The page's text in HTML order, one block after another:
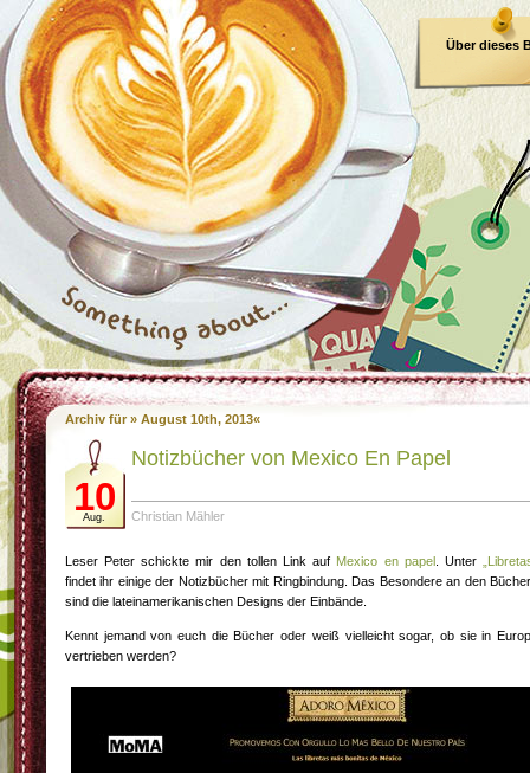
Über dieses
Archiv für » August 10th, 2013«
10
Aug.
Notizbücher von Mexico En Papel
Christian Mähler
Leser Peter schickte mir den tollen Link auf Mexico en papel. Unter
findet ihr einige der Notizbücher mit Ringbindung. Das Besondere an den
sind die lateinamerikanischen Designs der Einbände.
Kennt jemand von euch die Bücher oder weiß vielleicht sogar, ob sie in
vertrieben werden?